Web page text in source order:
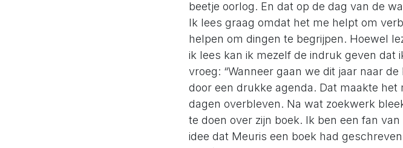
beetje oorlog. En dat op de dag van de
Ik lees graag omdat het me helpt om
helpen om dingen te begrijpen. Hoewel
ik lees kan ik mezelf de indruk geven dat
vroeg: “Wanneer gaan we dit jaar naar
door een drukke agenda. Dat maakte
dagen overbleven. Na wat zoekwerk
te doen over zijn boek. Ik ben een fan
idee dat Meuris een boek had